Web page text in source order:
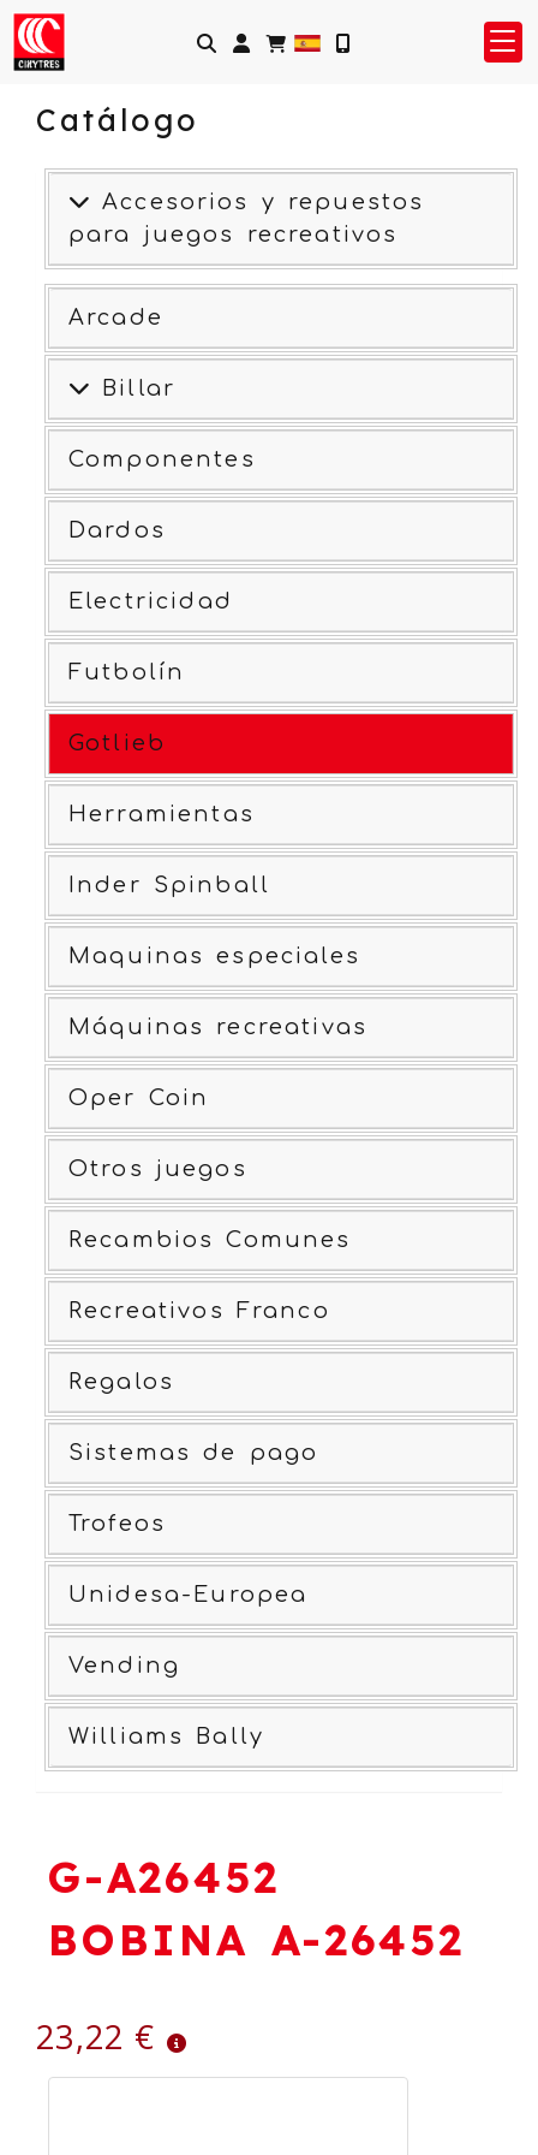
Identifícate
Catálogo
Accesorios y repuestos
para juegos recreativos
Arcade
Billar
Componentes
Dardos
Electricidad
Futbolín
Gotlieb
Herramientas
Inder Spinball
Maquinas especiales
Máquinas recreativas
Oper Coin
Otros juegos
Recambios Comunes
Recreativos Franco
Regalos
Sistemas de pago
Trofeos
Unidesa-Europea
Vending
Williams Bally
G-A26452
BOBINA A-26452
23,22 €